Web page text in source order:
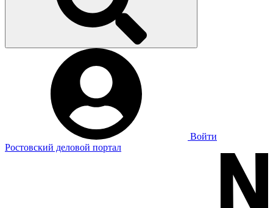
Войти
Ростовский деловой портал